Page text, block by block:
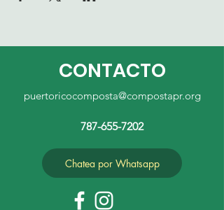
CONTACTO
puertoricocomposta@compostapr.org
787-655-7202
Chatea por Whatsapp